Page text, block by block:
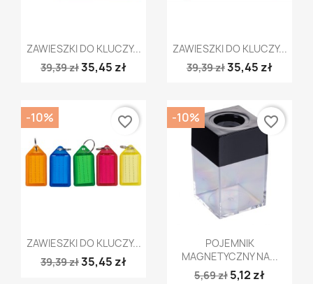
Szybki podgląd
ZAWIESZKI DO KLUCZY...
39,39 zł35,45 zł
Szybki podgląd
ZAWIESZKI DO KLUCZY...
39,39 zł35,45 zł
Szybki podgląd
ZAWIESZKI DO KLUCZY...
39,39 zł35,45 zł
-10% favorite_border
Szybki podgląd
POJEMNIK
MAGNETYCZNY NA...
5,69 zł 5,12 zł
-10% favorite_border